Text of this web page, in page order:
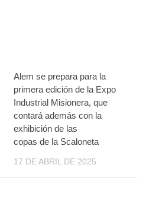
Alem se prepara para la
primera edición de la Expo
Industrial Misionera, que
contará además con la
exhibición de las
copas de la Scaloneta
17 DE ABRIL DE 2025